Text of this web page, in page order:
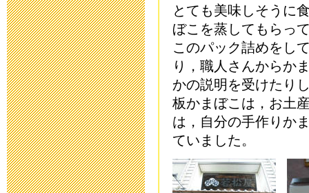
運動会延期の
2020年10月16日
第32回公開
2020年7月20日
令和2年度 卒
2020年6月25日
とても美味しそうに
ぼこを蒸してもらっ
このパック詰めをし
り，職人さんからか
かの説明を受けたり
板かまぼこは，お土
は，自分の手作りか
ていました。